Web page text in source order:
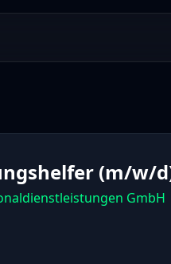
(m/w/
GmbH